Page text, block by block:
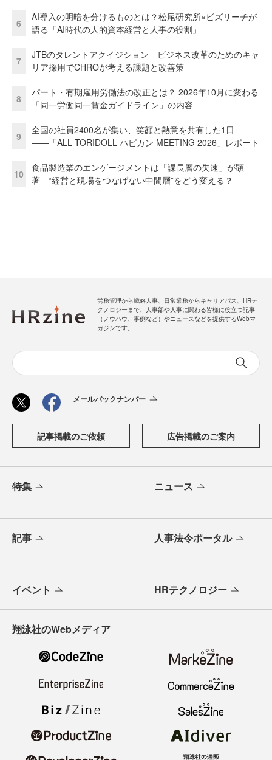
6
AI導入の明暗を分けるものとは？松尾研究所×ビズリーチが
語る「AI時代の人的資本経営と人事の役割」
7
JTBのタレントアクイジション ビジネス改革のためのキャ
リア採用でCHROが考える課題と改善策
8
パート・有期雇用労働法の改正とは？ 2026年10月に変わる
「同一労働同一賃金ガイドライン」の内容
9
全国の社員2400名が集い、笑顔と熱意を共有した1日
――「ALL TORIDOLL ハピカン MEETING 2026」レポート
10
食品製造業のエンゲージメントは「課長層の失速」が顕
著 “経営と現場をつなげない中間層”をどう変える？
労務管理から戦略人事、日常業務からキャリアパス、HRテ
クノロジーまで、人事部や人事に関わる皆様に役立つ記事
（ノウハウ、事例など）やニュースなどを提供するWebマ
ガジンです。
メールバックナンバー
記事掲載のご依頼 広告掲載のご案内
特集 ニュース
記事 人事法令ポータル
イベント HRテクノロジー
翔泳社のWebメディア